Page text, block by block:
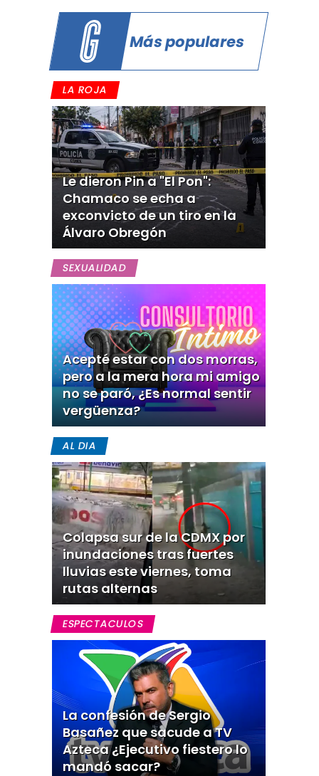
Más populares
LA ROJA
Le dieron Pin a "El Pon":
Chamaco se echa a
exconvicto de un tiro en la
Álvaro Obregón
SEXUALIDAD
Acepté estar con dos morras,
pero a la mera hora mi amigo
no se paró, ¿Es normal sentir
vergüenza?
AL DIA
Colapsa sur de la CDMX por
inundaciones tras fuertes
lluvias este viernes, toma
rutas alternas
ESPECTACULOS
La confesión de Sergio
Basañez que sacude a TV
Azteca ¿Ejecutivo fiestero lo
mandó sacar?